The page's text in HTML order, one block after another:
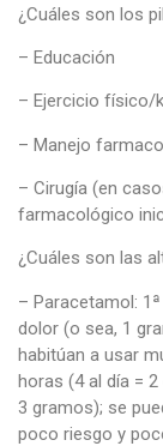
¿Cuáles son los
– Educación
– Ejercicio físico/
– Manejo
– Cirugía (en
farmacológico
¿Cuáles son las
– Paracetamol:
dolor (o sea, 1
habitúan a usar
horas (4 al día =
3 gramos); se
poco riesgo y